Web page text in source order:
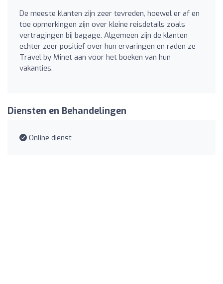
De meeste klanten zijn zeer tevreden, hoewel er af en
toe opmerkingen zijn over kleine reisdetails zoals
vertragingen bij bagage. Algemeen zijn de klanten
echter zeer positief over hun ervaringen en raden ze
Travel by Minet aan voor het boeken van hun
vakanties.
Diensten en Behandelingen
Online dienst